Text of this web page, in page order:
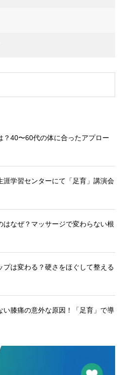
？40〜60代の体に合ったアプロー
涯学習センターにて「足育」講演会
なぜ？マッサージで変わらない根
プは変わる？硬さをほぐして整える
い膝痛の意外な原因！「足育」で導